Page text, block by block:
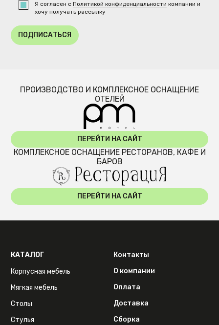
Я согласен сПолитикой конфиденциальности компании и
хочу получать рассылку
ПОДПИСАТЬСЯ
ПРОИЗВОДСТВО И КОМПЛЕКСНОЕ ОСНАЩЕНИЕ
ОТЕЛЕЙ
ПЕРЕЙТИ НА САЙТ
КОМПЛЕКСНОЕ ОСНАЩЕНИЕ РЕСТОРАНОВ, КАФЕ И
БАРОВ
ПЕРЕЙТИ НА САЙТ
КАТАЛОГ
Корпусная мебель
Мягкая мебель
Столы
Стулья
Контакты
О компании
Оплата
Доставка
Сборка